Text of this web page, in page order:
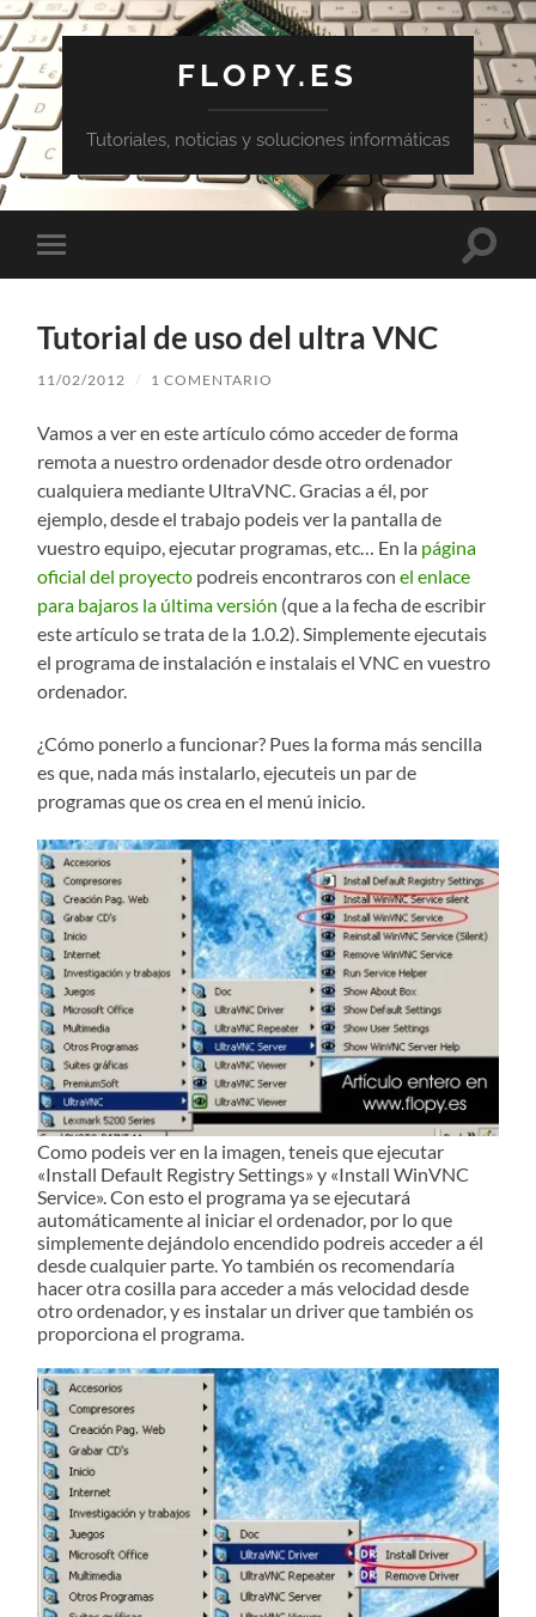
FLOPY.ES
Tutoriales, noticias y soluciones informáticas
Alternar
el
Tutorial de uso del ultra VNC
11/02/2012 / 1 COMENTARIO
Vamos a ver en este artículo cómo acceder de forma
remota a nuestro ordenador desde otro ordenador
cualquiera mediante UltraVNC. Gracias a él, por
ejemplo, desde el trabajo podeis ver la pantalla de
vuestro equipo, ejecutar programas, etc… En la página
oficial del proyecto podreis encontraros conel enlace
para bajaros la última versión (que a la fecha de escribir
este artículo se trata de la 1.0.2). Simplemente ejecutais
el programa de instalación e instalais el VNC en vuestro
ordenador.
¿Cómo ponerlo a funcionar? Pues la forma más sencilla
es que, nada más instalarlo, ejecuteis un par de
programas que os crea en el menú inicio.
Como podeis ver en la imagen, teneis que ejecutar
«Install Default Registry Settings» y «Install WinVNC
Service». Con esto el programa ya se ejecutará
automáticamente al iniciar el ordenador, por lo que
simplemente dejándolo encendido podreis acceder a él
desde cualquier parte. Yo también os recomendaría
hacer otra cosilla para acceder a más velocidad desde
otro ordenador, y es instalar un driver que también os
proporciona el programa.